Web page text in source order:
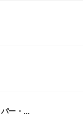
ー・...